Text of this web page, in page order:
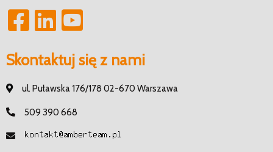
Skontaktuj się z nami
ul. Puławska 176/178 02-670 Warszawa
509 390 668